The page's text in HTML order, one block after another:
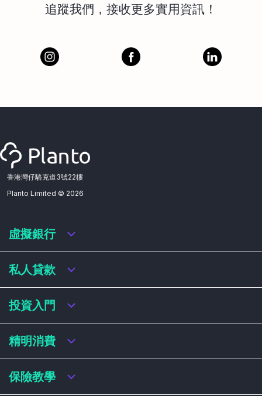
追蹤我們，接收更多實用資訊！
香港灣仔駱克道3號22樓
Planto Limited © 2026
虛擬銀行
虛擬銀行迎新優惠
虛擬銀行存款利率比較
虛擬銀行銀扣賬卡 / 信用卡
虛擬銀行貸款
私人貸款
私人貸款年利率比較
網上即批貸款
結餘轉戶
稅務貸款
財務公司貸款
投資入門
港股戶口收費及迎新優惠
基金平台比較
買加密貨幣教學
精明消費
網購信用卡
保險教學